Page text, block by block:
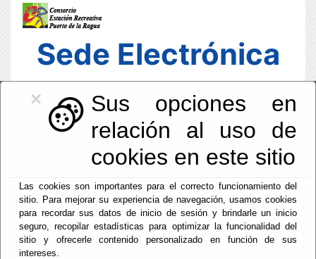
×
Sus opciones en
relación al uso de
cookies en este sitio
Las cookies son importantes para el correcto funcionamiento del
sitio. Para mejorar su experiencia de navegación, usamos cookies
para recordar sus datos de inicio de sesión y brindarle un inicio
seguro, recopilar estadísticas para optimizar la funcionalidad del
sitio y ofrecerle contenido personalizado en función de sus
intereses.
Sede Electrónica